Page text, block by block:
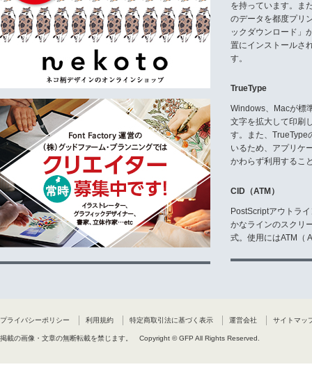
を持っています。ま
のデータを都度プリ
ックダウンロード」
置にインストールさ
す。
TrueType
Windows、Macが標
文字を拡大して印刷
す。また、TrueType
いるため、アプリケ
かわらず利用するこ
CID（ATM）
PostScriptアウトラ
かなラインのスクリ
式。使用にはATM（
プライバシーポリシー 利用規約 特定商取引法に基づく表示 運営会社 サイトマッ
掲載の画像・文章の無断転載を禁じます。 Copyright © GFP All Rights Reserved.